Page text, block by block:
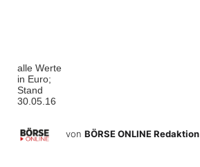
alle Werte
in Euro;
Stand
30.05.16
von BÖRSE ONLINE Redaktion